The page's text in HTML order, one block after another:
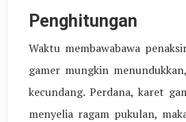
Penghitungan
Waktu membawabawa
gamer mungkin
kecundang. Perdana, karet
menyelia ragam pukulan,